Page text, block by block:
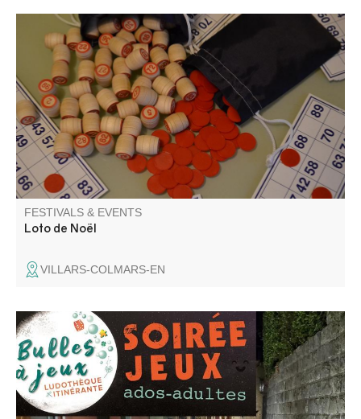
Organized by Villars Animations . Refreshments and
snacks on site. Come and try your luck and have a great
time.
FESTIVALS & EVENTS
Loto de Noël
VILLARS-COLMARS-EN
Découverte de jeux divers : coopération, ambiance,
stratégie, enquête, aventure … pour ados-adultes animé
par la ludothèque itinérante Bulles à jeux.